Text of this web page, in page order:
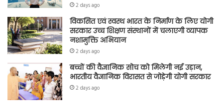
2 days ago
विकसित एवं स्वस्थ भारत के निर्माण के लिए योगी
सरकार उच्च शिक्षण संस्थानों में चलाएगी व्यापक
नशामुक्ति अभियान
2 days ago
बच्चों की वैज्ञानिक सोच को मिलेगी नई उड़ान,
भारतीय वैज्ञानिक विरासत से जोड़ेगी योगी सरकार
2 days ago